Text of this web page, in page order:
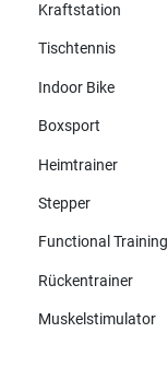
Kraftstation
Tischtennis
Indoor Bike
Boxsport
Heimtrainer
Stepper
Functional Training
Rückentrainer
Muskelstimulator